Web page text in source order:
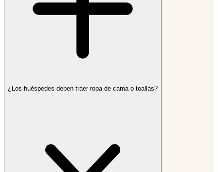
¿Los huéspedes deben traer ropa de cama o toallas?